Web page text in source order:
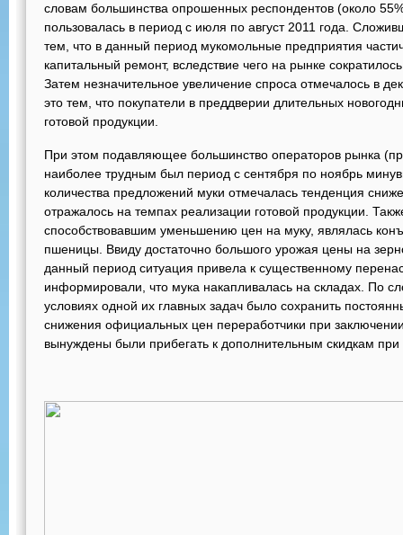
словам большинства опрошенных респондентов (около
пользовалась в период с июля по август 2011 года.
тем, что в данный период мукомольные предприятия
капитальный ремонт, вследствие чего на рынке
Затем незначительное увеличение спроса отмечалось в
это тем, что покупатели в преддверии длительных
готовой продукции.
При этом подавляющее большинство операторов рынка
наиболее трудным был период с сентября по ноябрь
количества предложений муки отмечалась тенденция
отражалось на темпах реализации готовой продукции.
способствовавшим уменьшению цен на муку, являлась
пшеницы. Ввиду достаточно большого урожая цены на
данный период ситуация привела к существенному
информировали, что мука накапливалась на складах. По
условиях одной их главных задач было сохранить
снижения официальных цен переработчики при
вынуждены были прибегать к дополнительным скидкам